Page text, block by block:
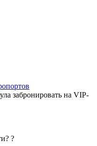
забронировать на VIP-
?